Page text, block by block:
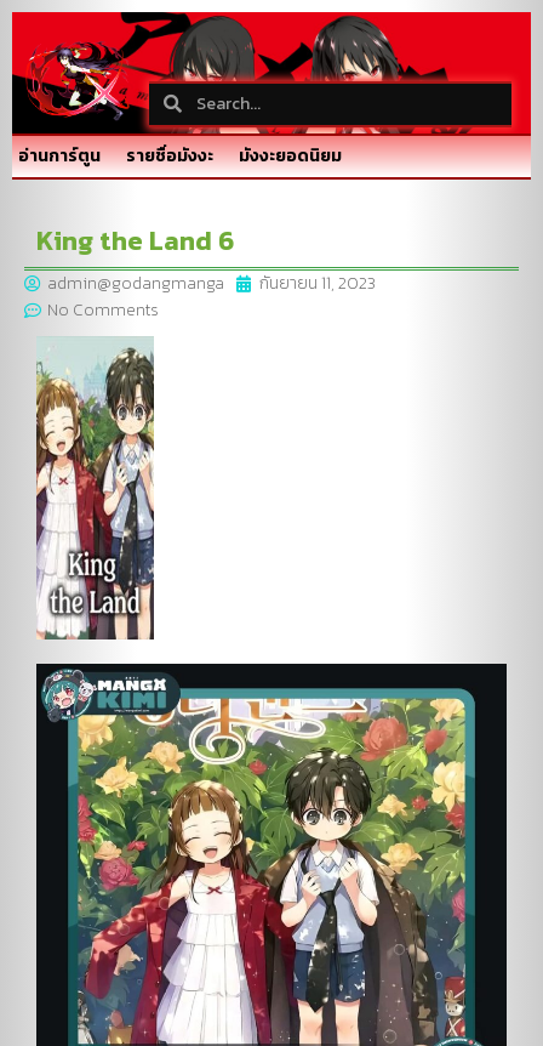
อ่านการ์ตูน รายชื่อมังงะ มังงะยอดนิยม
King the Land 6
admin@godangmanga
กันยายน 11, 2023
No Comments